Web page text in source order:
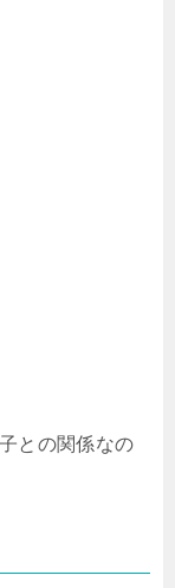
との関係なの